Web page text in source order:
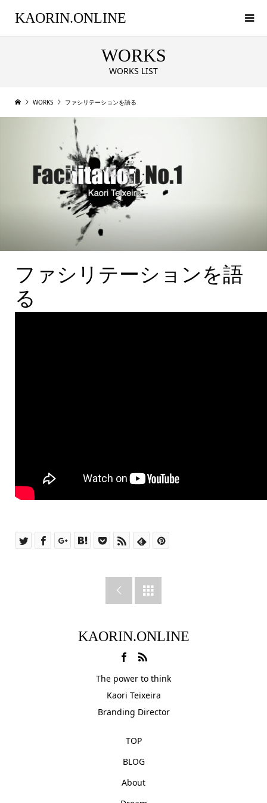
KAORIN.ONLINE
WORKS
WORKS LIST
WORKS ファシリテーションを語る
Kaori Teixeira
ファシリテーションを語
る
 
KAORIN.ONLINE
The power to think
Kaori Teixeira
Branding Director
TOP
BLOG
About